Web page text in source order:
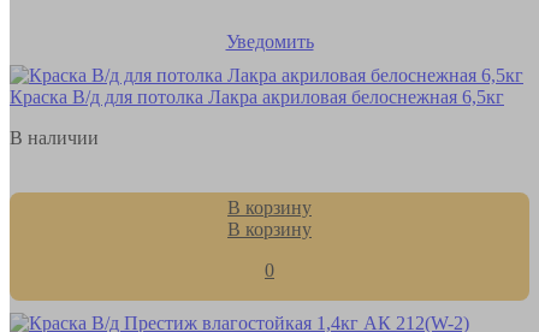
Уведомить
Краска В/д для потолка Лакра акриловая белоснежная 6,5кг
В наличии
В корзину
В корзину
0